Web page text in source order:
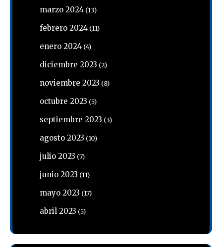
marzo 2024 (13)
febrero 2024 (11)
enero 2024 (4)
diciembre 2023 (2)
noviembre 2023 (8)
octubre 2023 (5)
septiembre 2023 (3)
agosto 2023 (10)
julio 2023 (7)
junio 2023 (11)
mayo 2023 (17)
abril 2023 (5)